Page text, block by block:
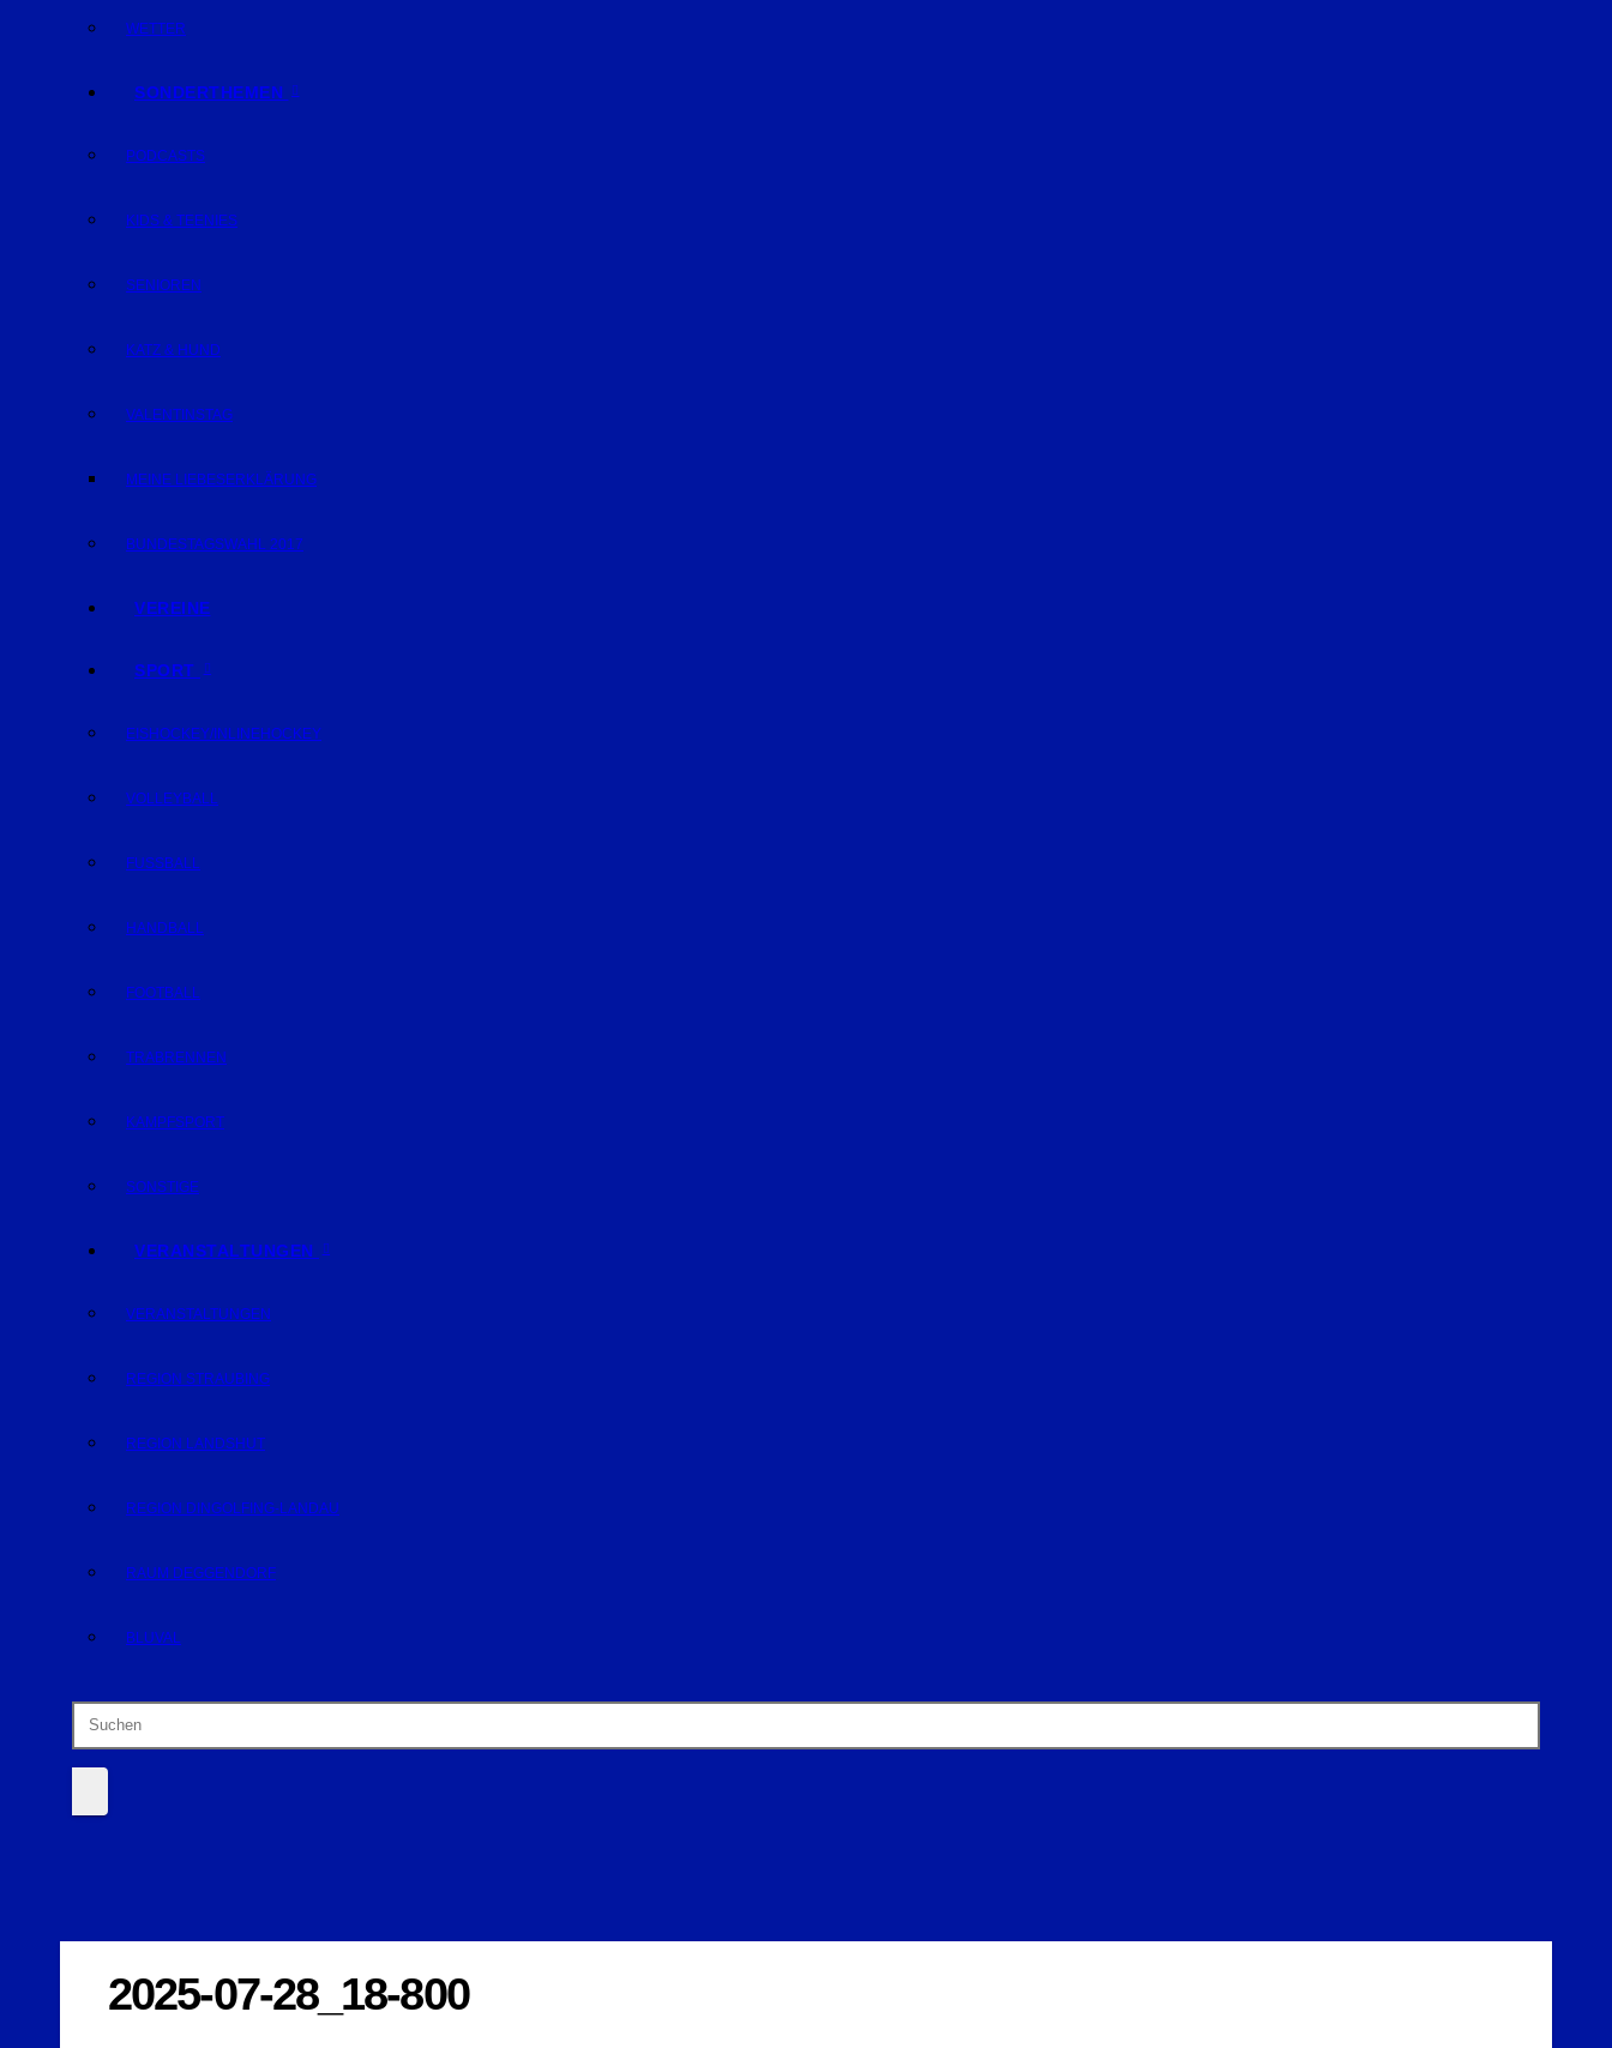
WETTER
SONDERTHEMEN
PODCASTS
KIDS & TEENIES
SENIOREN
KATZ & HUND
VALENTINSTAG
MEINE LIEBESERKLÄRUNG
BUNDESTAGSWAHL 2017
VEREINE
SPORT
EISHOCKEY/INLINEHOCKEY
VOLLEYBALL
FUSSBALL
HANDBALL
FOOTBALL
TRABRENNEN
KAMPFSPORT
SONSTIGE
VERANSTALTUNGEN
VERANSTALTUNGEN
REGION STRAUBING
REGION LANDSHUT
REGION DINGOLFING-LANDAU
RAUM DEGGENDORF
BLUVAL
2025-07-28_18-800